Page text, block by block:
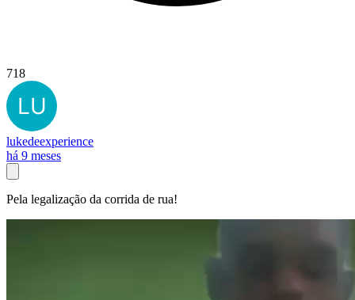
718
lukedeexperience
há 9 meses
Pela legalização da corrida de rua!